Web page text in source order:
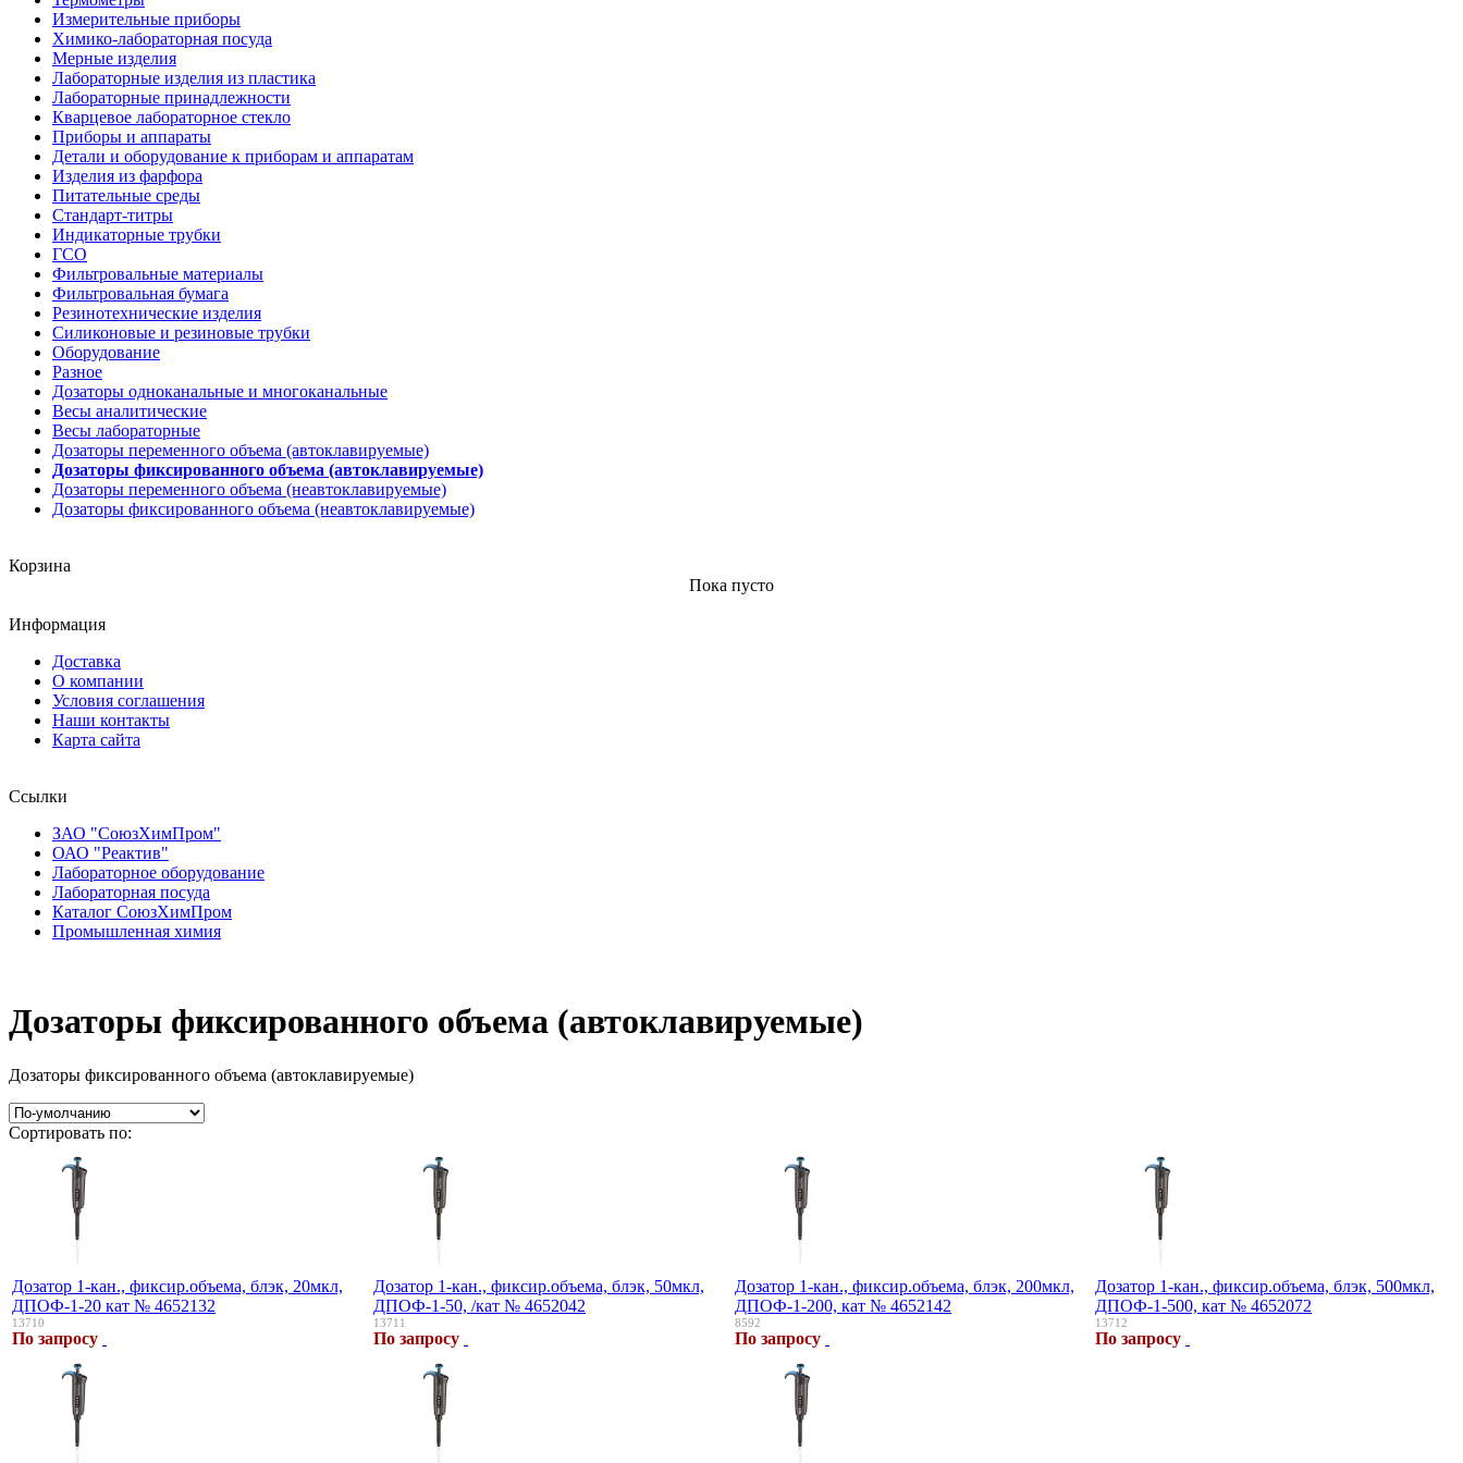
Измерительные приборы
Химико-лабораторная посуда
Мерные изделия
Лабораторные изделия из пластика
Лабораторные принадлежности
Кварцевое лабораторное стекло
Приборы и аппараты
Детали и оборудование к приборам и аппаратам
Изделия из фарфора
Питательные среды
Стандарт-титры
Индикаторные трубки
ГСО
Фильтровальные материалы
Фильтровальная бумага
Резинотехнические изделия
Силиконовые и резиновые трубки
Оборудование
Разное
Дозаторы одноканальные и многоканальные
Весы аналитические
Весы лабораторные
Дозаторы переменного объема (автоклавируемые)
Дозаторы фиксированного объема (автоклавируемые)
Дозаторы переменного объема (неавтоклавируемые)
Дозаторы фиксированного объема (неавтоклавируемые)
Корзина
Пока пусто
Информация
Доставка
О компании
Условия соглашения
Наши контакты
Карта сайта
Ссылки
ЗАО "СоюзХимПром"
ОАО "Реактив"
Лабораторное оборудование
Лабораторная посуда
Каталог СоюзХимПром
Промышленная химия
Дозаторы фиксированного объема (автоклавируемые)
Дозаторы фиксированного объема (автоклавируемые)
Сортировать по:
Дозатор 1-кан., фиксир.объема, блэк, 20мкл,
ДПОФ-1-20 кат № 4652132
13710
По запросу
Дозатор 1-кан., фиксир.объема, блэк, 50мкл,
ДПОФ-1-50, /кат № 4652042
13711
По запросу
Дозатор 1-кан., фиксир.объема, блэк, 200мкл,
ДПОФ-1-200, кат № 4652142
8592
По запросу
Дозатор 1-кан., фиксир.объема, блэк, 500мкл,
ДПОФ-1-500, кат № 4652072
13712
По запросу